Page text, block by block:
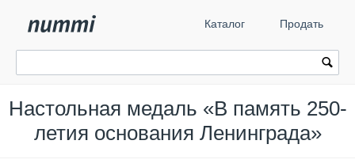
Каталог Продать
Настольная медаль «В память 250-
летия основания Ленинграда»